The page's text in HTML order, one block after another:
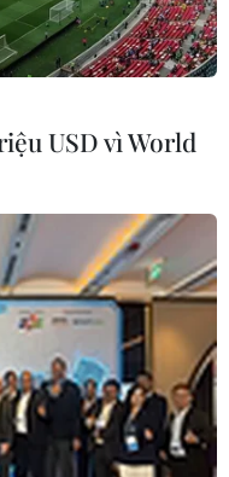
Central Retail
USD vì World